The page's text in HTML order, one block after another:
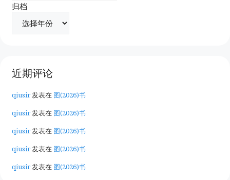
归档
近期评论
qiusir发表在 图(2026)书
qiusir发表在 图(2026)书
qiusir发表在 图(2026)书
qiusir发表在 图(2026)书
qiusir发表在 图(2026)书